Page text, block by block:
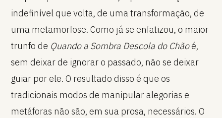
indefinível que volta, de uma transformação, de
uma metamorfose. Como já se enfatizou, o maior
trunfo de Quando a Sombra Descola do Chãoé,
sem deixar de ignorar o passado, não se deixar
guiar por ele. O resultado disso é que os
tradicionais modos de manipular alegorias e
metáforas não são, em sua prosa, necessários. O